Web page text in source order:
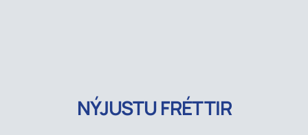
NÝJUSTU FRÉTTIR